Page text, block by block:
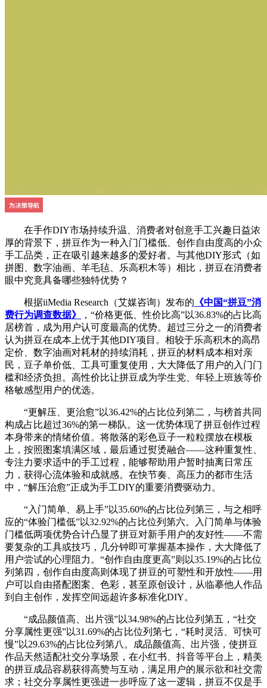
在手作DIY市场持续升温、消费者对创意手工兴趣日益浓
厚的背景下，拼豆作为一种入门门槛低、创作自由度高的小众
手工品类，正在吸引越来越多的爱好者。与其他DIY形式（如
拼图、数字油画、羊毛毡、乐高积木等）相比，拼豆在消费者
眼中究竟具备哪些独特优势？
根据iiMedia Research（艾媒咨询）发布的 《中国“拼豆”消
费行为调查数据》
，“价格更低、性价比高”以36.83%的占比高
居榜首，成为用户认可度最高的优势。超过三分之一的消费者
认为拼豆在成本上优于其他DIY项目。相较于乐高积木的高昂
定价、数字油画对耗材的持续消耗，拼豆的材料成本相对亲
民，豆子单价低、工具可重复使用，大大降低了用户的入门门
槛和经济负担。高性价比让拼豆成为学生党、年轻上班族等价
格敏感型用户的优选。
“更解压、更治愈”以36.42%的占比位列第二，与榜首共同
构成占比超过36%的第一梯队。这一优势体现了拼豆创作过程
本身带来的情绪价值。将散落的彩色豆子一粒粒摆放在模板
上，按照图案填满区域，最后通过熨烫融合——这种重复性、
专注力要求适中的手工过程，能够帮助用户暂时抽离日常压
力，获得心流体验和成就感。在快节奏、高压力的都市生活
中，“解压治愈”正成为手工DIY的重要消费驱动力。
“入门简单、易上手”以35.60%的占比位列第三，与之相呼
应的“体验门槛低”以32.92%的占比位列第六。入门简单与体验
门槛低两项优势合计凸显了拼豆对新手用户的友好性——不需
要复杂的工具或技巧，几分钟即可掌握基本操作，大大降低了
用户尝试的心理阻力。“创作自由度更高”则以35.19%的占比位
列第四，创作自由度高则体现了拼豆的可塑性和开放性——用
户可以自由搭配图案、色彩，甚至原创设计，从临摹他人作品
到自主创作，发挥空间远超许多标准化DIY。
“成品颜值高、出片强”以34.98%的占比位列第五，“社交
分享属性更强”以31.69%的占比位列第七，“耗时灵活、可快可
慢”以29.63%的占比位列第八。成品颜值高、出片强，使拼豆
作品天然适配社交分享场景，在小红书、抖音等平台上，精美
的拼豆成品容易获得高赞与互动，满足用户的展示欲和社交需
求；社交分享属性更强进一步呼应了这一逻辑，拼豆不仅是手